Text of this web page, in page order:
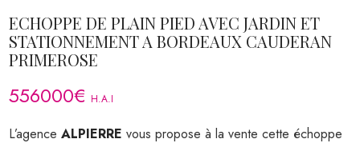
ECHOPPE DE PLAIN PIED AVEC JARDIN ET
STATIONNEMENT A BORDEAUX CAUDERAN
PRIMEROSE
556000€ H.A.I
L’agenceALPIERREvous propose à la vente cette échoppe